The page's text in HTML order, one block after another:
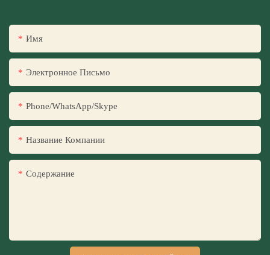
Имя
Электронное Письмо
Phone/WhatsApp/Skype
Название Компании
Содержание